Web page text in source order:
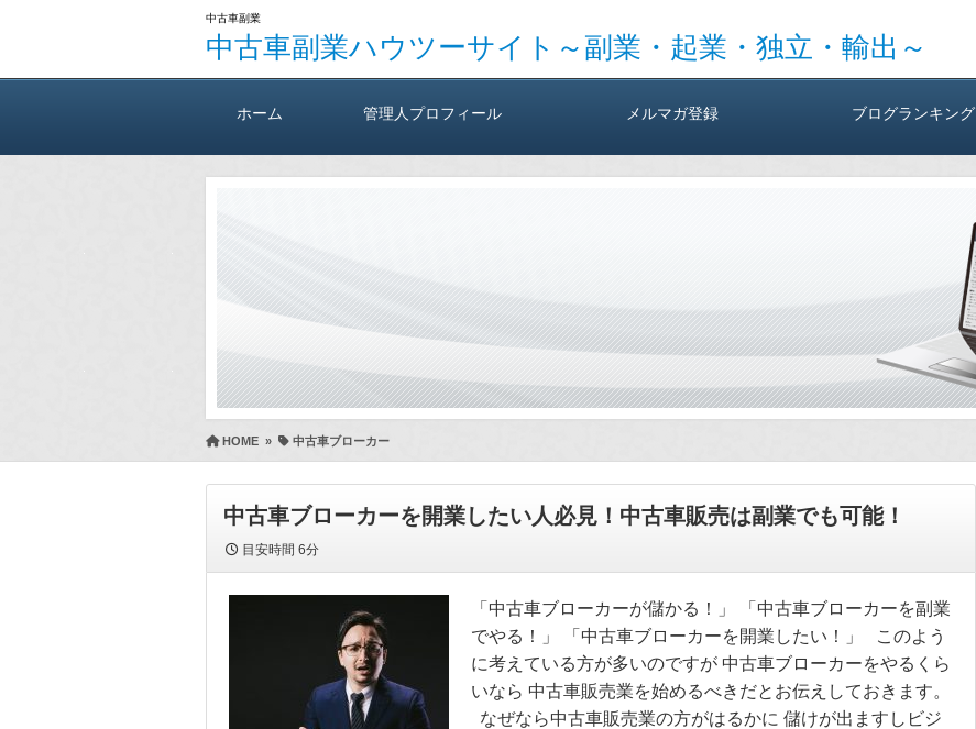
中古車副業
中古車副業ハウツーサイト～副業・起業・独立・輸出～
ホーム 管理人プロフィール メルマガ登録 ブログランキング
HOME » 中古車ブローカー
中古車ブローカーを開業したい人必見！中古車販売は副業でも可能！
目安時間6分
「中古車ブローカーが儲かる！」 「中古車ブローカーを副業
でやる！」 「中古車ブローカーを開業したい！」 このよう
に考えている方が多いのですが 中古車ブローカーをやるくら
いなら 中古車販売業を始めるべきだとお伝えしておきます。
なぜなら中古車販売業の方がはるかに 儲けが出ますしビジ